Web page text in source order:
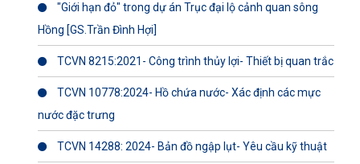
"Giới hạn đỏ" trong dự án Trục đại lộ cảnh quan sông
Hồng [GS.Trần Đình Hợi]
TCVN 8215:2021- Công trình thủy lợi- Thiết bị quan trắc
TCVN 10778:2024- Hồ chứa nước- Xác định các mực
nước đặc trưng
TCVN 14288: 2024- Bản đồ ngập lụt- Yêu cầu kỹ thuật